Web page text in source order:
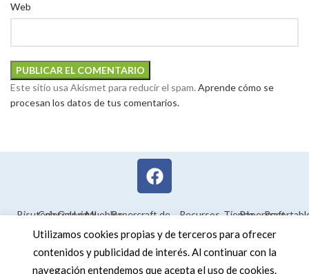
Web
Este sitio usa Akismet para reducir el spam. Aprende cómo se
procesan los datos de tus comentarios.
BisuteríaColorear
Galería
LegalMueblesPapercraft de
Maquetas en
Recursos
educativos
TiendaPapercraft
Utilizamos cookies propias y de terceros para ofrecer
contenidos y publicidad de interés. Al continuar con la
navegación entendemos que acepta el uso de cookies.